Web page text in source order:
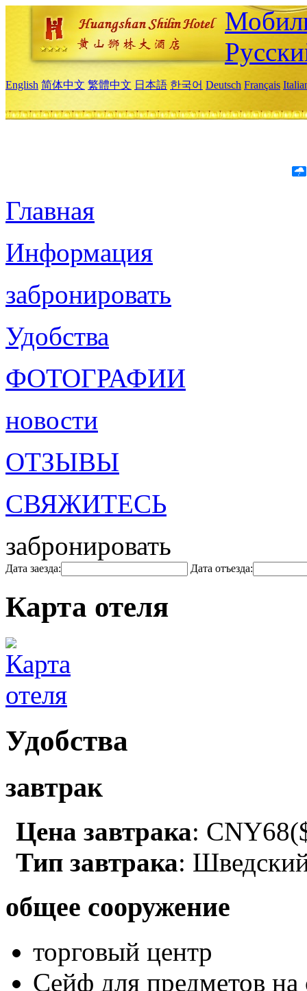
English 简体中文 繁體中文 日本語 한국어 Deutsch Français
Главная
Информация
забронировать
Удобства
ФОТОГРАФИИ
новости
ОТЗЫВЫ
СВЯЖИТЕСЬ
забронировать
Дата заезда: Дата отъезда:
Карта отеля
Удобства
завтрак
Цена завтрака:
Тип завтрака:
общее сооружение
торговый центр
Сейф для предметов на